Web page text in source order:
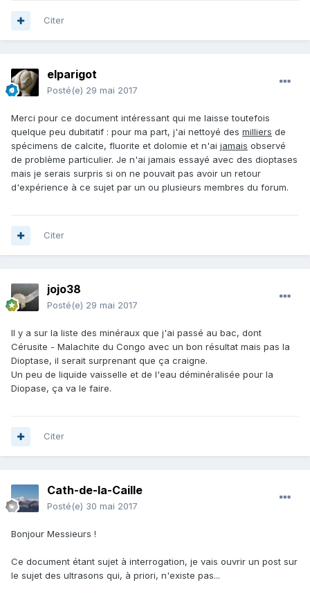
Citer
elparigot
Posté(e) 29 mai 2017
Merci pour ce document intéressant qui me laisse toutefois
quelque peu dubitatif : pour ma part, j'ai nettoyé des milliers de
spécimens de calcite, fluorite et dolomie et n'ai jamais observé
de problème particulier. Je n'ai jamais essayé avec des dioptases
mais je serais surpris si on ne pouvait pas avoir un retour
d'expérience à ce sujet par un ou plusieurs membres du forum.
Citer
jojo38
Posté(e) 29 mai 2017
Il y a sur la liste des minéraux que j'ai passé au bac, dont
Cérusite - Malachite du Congo avec un bon résultat mais pas la
Dioptase, il serait surprenant que ça craigne.
Un peu de liquide vaisselle et de l'eau déminéralisée pour la
Diopase, ça va le faire.
Citer
Cath-de-la-Caille
Posté(e) 30 mai 2017
Bonjour Messieurs !
Ce document étant sujet à interrogation, je vais ouvrir un post sur
le sujet des ultrasons qui, à priori, n'existe pas...